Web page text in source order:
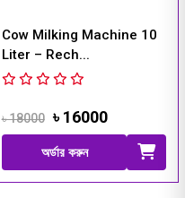
Cow Milking Machine 10
Liter – Rech...
৳ 18000 ৳ 16000
অর্ডার করুন